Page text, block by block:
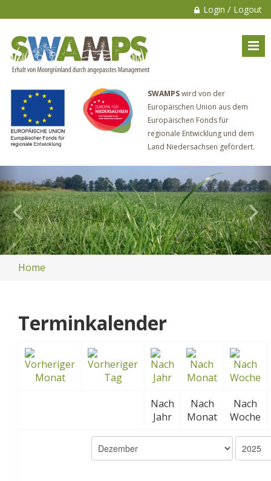
Login / Logout
SWAMPSwird von der
Europäischen Union aus dem
Europäischen Fonds für
regionale Entwicklung und dem
Land Niedersachsen gefördert.
Home
Terminkalender
Nach
Jahr
Nach
Monat
Nach
Woche